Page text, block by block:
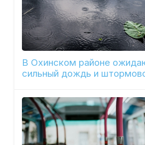
В Охинском районе
сильный дождь и